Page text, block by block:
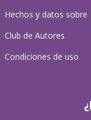
Hechos y datos sobre
Club de Autores
Condiciones de uso